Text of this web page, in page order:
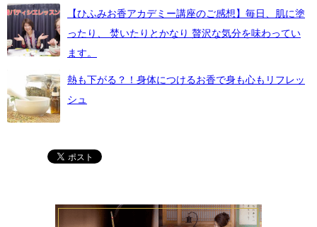
【ひふみお香アカデミー講座のご感想】毎日、肌に塗
ったり、 焚いたりとかなり 贅沢な気分を味わってい
ます。
熱も下がる？！身体につけるお香で身も心もリフレッ
シュ